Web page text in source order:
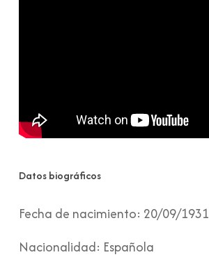
Datos biográficos
Fecha de nacimiento: 20/09/1931
Nacionalidad: Española